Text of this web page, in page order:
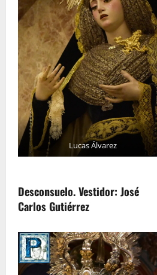
Lucas Álvarez
Desconsuelo. Vestidor: José
Carlos Gutiérrez